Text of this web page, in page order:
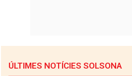
ÚLTIMES NOTÍCIES SOLSONA